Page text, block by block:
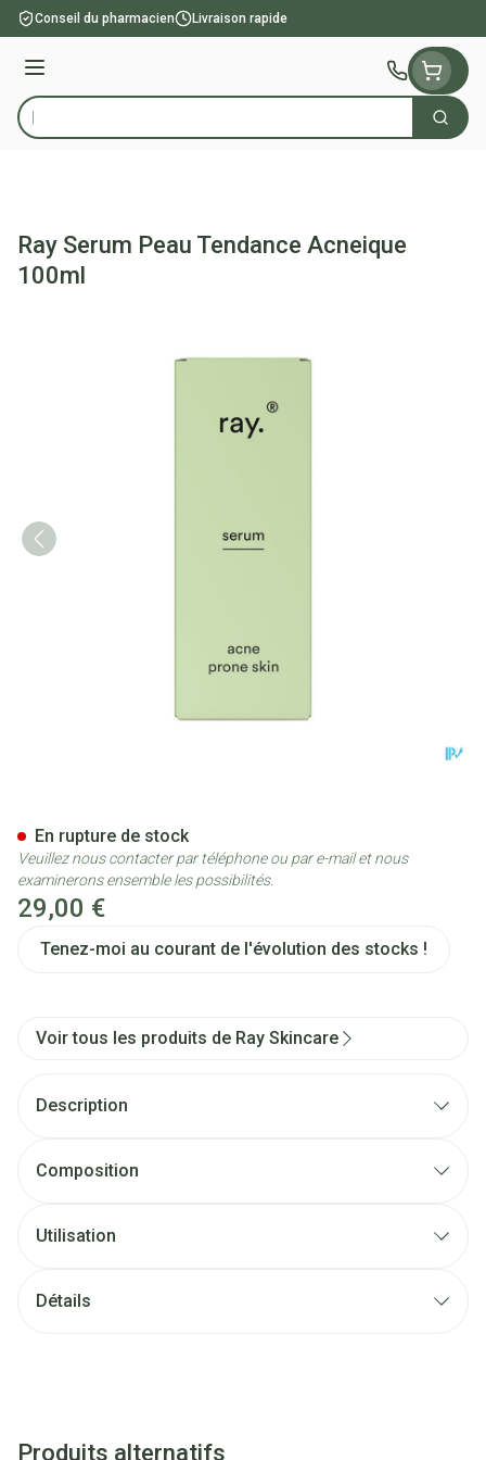
Aller au contenu
Conseil du pharmacien Livraison rapide
Menu
Rechercher
Ray Serum Peau Tendance Acneique
100ml
29,00 €
Tenez-moi au courant de l'évolution des stocks !
En rupture de stock
Veuillez nous contacter par téléphone ou par e-mail et nous
examinerons ensemble les possibilités.
Voir tous les produits de Ray Skincare
Description
Composition
Utilisation
Détails
Produits alternatifs